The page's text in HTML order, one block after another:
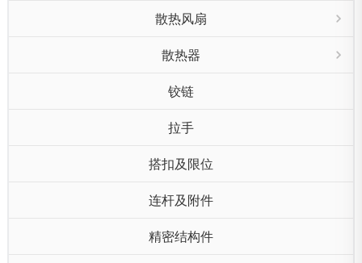
散热风扇
散热器
铰链
拉手
搭扣及限位
连杆及附件
精密结构件